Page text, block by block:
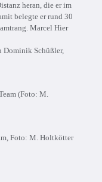
heran, die er im
belegte er rund 30
Marcel Hier
Dominik Schüßler,
Foto: M. Holtkötter